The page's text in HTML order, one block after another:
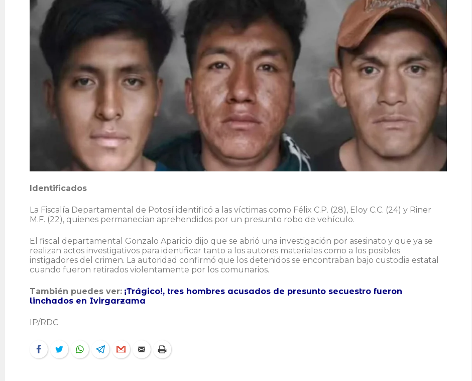
Identificados
La Fiscalía Departamental de Potosí identificó a las víctimas como Félix C.P. (28), Eloy C.C. (24) y Riner
M.F. (22), quienes permanecían aprehendidos por un presunto robo de vehículo.
El fiscal departamental Gonzalo Aparicio dijo que se abrió una investigación por asesinato y que ya se
realizan actos investigativos para identificar tanto a los autores materiales como a los posibles
instigadores del crimen. La autoridad confirmó que los detenidos se encontraban bajo custodia estatal
cuando fueron retirados violentamente por los comunarios.
También puedes ver: ¡Trágico!, tres hombres acusados de presunto secuestro fueron
linchados en Ivirgarzama
IP/RDC